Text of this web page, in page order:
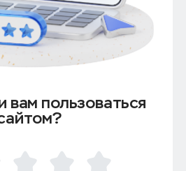
вам пользоваться